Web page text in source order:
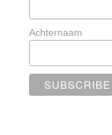
Achternaam